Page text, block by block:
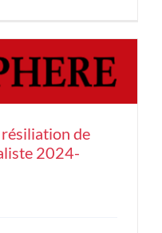
de
2024-